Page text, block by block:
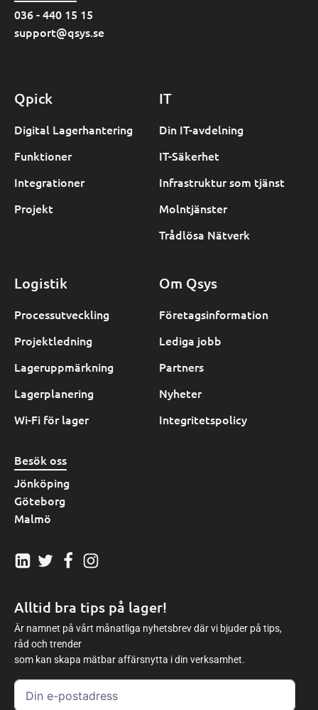
036 - 440 15 15
support@qsys.se
Qpick
Digital Lagerhantering
Funktioner
Integrationer
Projekt
IT
Din IT-avdelning
IT-Säkerhet
Infrastruktur som tjänst
Molntjänster
Trådlösa Nätverk
Logistik
Processutveckling
Projektledning
Lageruppmärkning
Lagerplanering
Wi-Fi för lager
Om Qsys
Företagsinformation
Lediga jobb
Partners
Nyheter
Integritetspolicy
Besök oss
Jönköping
Göteborg
Malmö
Alltid bra tips på lager!
Är namnet på vårt månatliga nyhetsbrev där vi bjuder på tips,
råd och trender
som kan skapa mätbar affärsnytta i din verksamhet.